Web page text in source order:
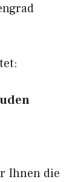
Ihnen die